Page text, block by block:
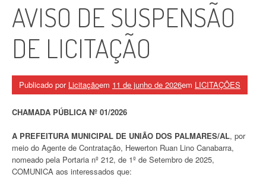
AVISO DE SUSPENSÃO
DE LICITAÇÃO
Publicado por Licitaçãoem 11 de junho de 2026em LICITAÇÕES
CHAMADA PÚBLICA Nº 01/2026
A PREFEITURA MUNICIPAL DE UNIÃO DOS PALMARES/AL, por
meio do Agente de Contratação, Hewerton Ruan Lino Canabarra,
nomeado pela Portaria nº 212, de 1º de Setembro de 2025,
COMUNICA aos interessados que: